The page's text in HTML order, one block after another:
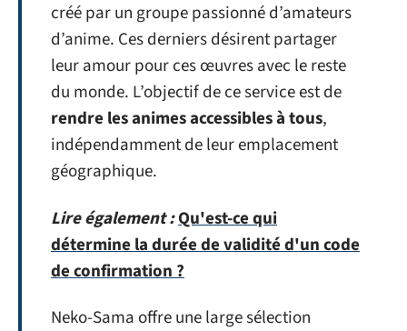
créé par un groupe passionné d’amateurs
d’anime. Ces derniers désirent partager
leur amour pour ces œuvres avec le reste
du monde. L’objectif de ce service est de
rendre les animes accessibles à tous,
indépendamment de leur emplacement
géographique.
Lire également :Qu'est-ce qui
détermine la durée de validité d'un code
de confirmation ?
Neko-Sama offre une large sélection